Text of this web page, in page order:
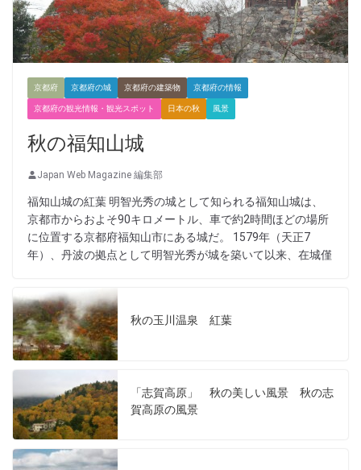
京都府 京都府の城 京都府の建築物 京都府の情報
京都府の観光情報・観光スポット 日本の秋 風景
秋の福知山城
Japan Web Magazine 編集部
福知山城の紅葉 明智光秀の城として知られる福知山城は、
京都市からおよそ90キロメートル、車で約2時間ほどの場所
に位置する京都府福知山市にある城だ。 1579年（天正7
年）、丹波の拠点として明智光秀が城を築いて以来、在城僅
秋の玉川温泉 紅葉
「志賀高原」 秋の美しい風景 秋の志
賀高原の風景